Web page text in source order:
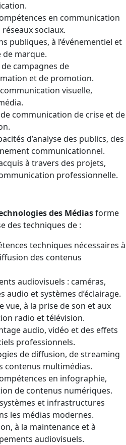
en communication
sociaux.
publiques, à l’événementiel et
de marque.
campagnes de
et de promotion.
visuelle,
communication de crise et de
d’analyse des publics, des
communicationnel.
à travers des projets,
professionnelle.
des Médiasforme
des techniques de :
techniques nécessaires à
des contenus
audiovisuels : caméras,
audio et systèmes d’éclairage.
vue, à la prise de son et aux
radio et télévision.
audio, vidéo et des effets
professionnels.
de diffusion, de streaming
contenus multimédias.
en infographie,
de contenus numériques.
et infrastructures
les médias modernes.
à la maintenance et à
audiovisuels.